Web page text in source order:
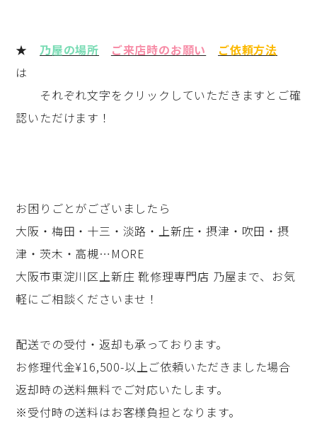
★乃屋の場所 ご来店時のお願い
ご依頼方法
は
それぞれ文字をクリックしていただきますとご確
認いただけます！
お困りごとがございましたら
大阪・梅田・十三・淡路・上新庄・摂津・吹田・摂
津・茨木・高槻…MORE
大阪市東淀川区上新庄 靴修理専門店 乃屋まで、お気
軽にご相談くださいませ！
配送での受付・返却も承っております。
お修理代金¥16,500-以上ご依頼いただきました場合
返却時の送料無料でご対応いたします。
※受付時の送料はお客様負担となります。